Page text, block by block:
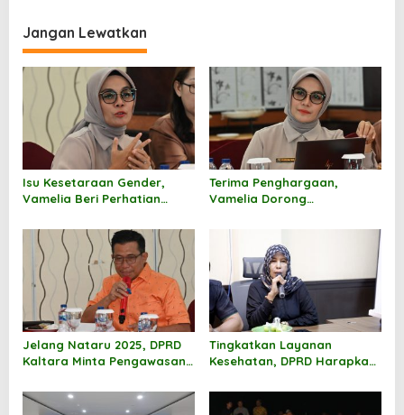
g
a
i
p
o
s
Jangan Lewatkan
Isu Kesetaraan Gender,
Vamelia Beri Perhatian
Terima Penghargaan,
Vamelia Dorong
Kaltara
Jelang Nataru 2025, DPRD
Kaltara Minta Pengawasan
Diperketat
Tingkatkan Layanan
Kesehatan, DPRD Harapkan
RSUD dr. Jusuf SK